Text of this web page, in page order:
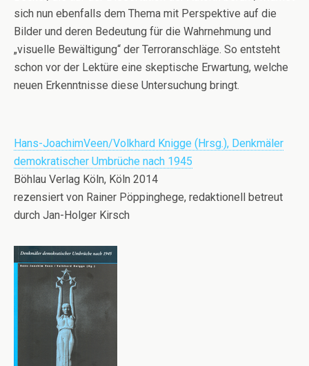
sich nun ebenfalls dem Thema mit Perspektive auf die
Bilder und deren Bedeutung für die Wahrnehmung und
„visuelle Bewältigung“ der Terroranschläge. So entsteht
schon vor der Lektüre eine skeptische Erwartung, welche
neuen Erkenntnisse diese Untersuchung bringt.
Hans-JoachimVeen/Volkhard Knigge (Hrsg.), Denkmäler
demokratischer Umbrüche nach 1945
Böhlau Verlag Köln, Köln 2014
rezensiert von Rainer Pöppinghege, redaktionell betreut
durch Jan-Holger Kirsch